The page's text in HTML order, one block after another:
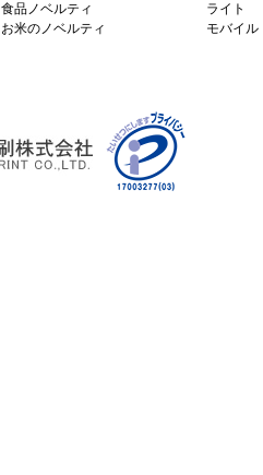
食品ノベルティ
お米のノベルティ
ライト
モバイル